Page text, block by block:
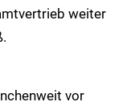
weiter
vor